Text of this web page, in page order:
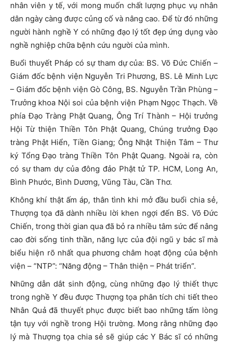
nhân viên y tế, với mong muốn chất lượng phục vụ nhân
dân ngày càng được củng cố và nâng cao. Để từ đó những
người hành nghề Y có những đạo lý tốt đẹp ứng dụng vào
nghề nghiệp chữa bệnh cứu người của mình.
Buổi thuyết Pháp có sự tham dự của: BS. Võ Đức Chiến –
Giám đốc bệnh viện Nguyễn Tri Phương, BS. Lê Minh Lực
– Giám đốc bệnh viện Gò Công, BS. Nguyễn Trần Phùng –
Trưởng khoa Nội soi của bệnh viện Phạm Ngọc Thạch. Về
phía Đạo Tràng Phật Quang, Ông Trí Thành – Hội trưởng
Hội Từ thiện Thiền Tôn Phật Quang, Chúng trưởng Đạo
tràng Phật Hiển, Tiền Giang; Ông Nhật Thiện Tâm – Thư
ký Tổng Đạo tràng Thiền Tôn Phật Quang. Ngoài ra, còn
có sự tham dự của đông đảo Phật tử TP. HCM, Long An,
Bình Phước, Bình Dương, Vũng Tàu, Cần Thơ.
Không khí thật ấm áp, thân tình khi mở đầu buổi chia sẻ,
Thượng tọa đã dành nhiều lời khen ngợi đến BS. Võ Đức
Chiến, trong thời gian qua đã bỏ ra nhiều tâm sức để nâng
cao đời sống tinh thần, năng lực của đội ngũ y bác sĩ mà
biểu hiện rõ nhất qua phương châm hoạt động của bệnh
viện – “NTP”: “Năng động – Thân thiện – Phát triển”.
Những dẫn dắt sinh động, cùng những đạo lý thiết thực
trong nghề Y đều được Thượng tọa phân tích chi tiết theo
Nhân Quả đã thuyết phục được biết bao những tấm lòng
tận tụy với nghề trong Hội trường. Mong rằng những đạo
lý mà Thượng tọa chia sẻ sẽ giúp các Y Bác sĩ có những